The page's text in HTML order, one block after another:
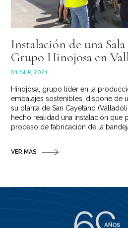
Instalación de una
Grupo Hinojosa en
01 SEP, 2021
Hinojosa, grupo líder en la
embalajes sostenibles, dispone de
su planta de San Cayetano
hecho realidad una instalación que
proceso de fabricación de la
VER MÁS